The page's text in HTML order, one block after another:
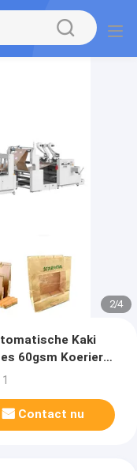
2/4
Kaki
60gsm Koerier
Contact nu